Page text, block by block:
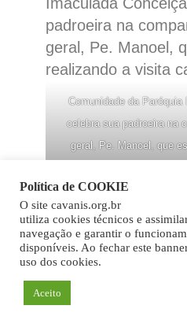
Comunidade da
celebra sua padroeira na
geral, Pe. Manoel, que
Copy
Link
Política de COOKIE
O site cavanis.org.br
utiliza cookies técnicos e
navegação e garantir o
disponíveis. Ao fechar este
uso dos cookies.
Aceito